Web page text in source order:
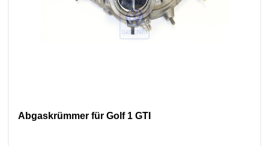
Abgaskrümmer für Golf 1 GTI